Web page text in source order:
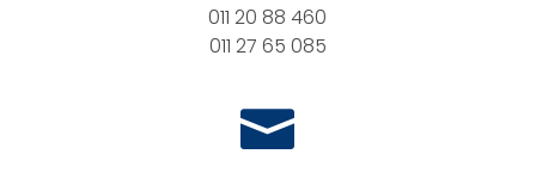
011 20 88 460
011 27 65 085
